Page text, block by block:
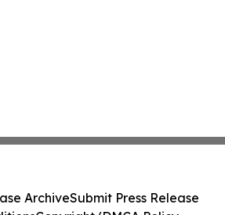
ArchiveSubmit Press Release